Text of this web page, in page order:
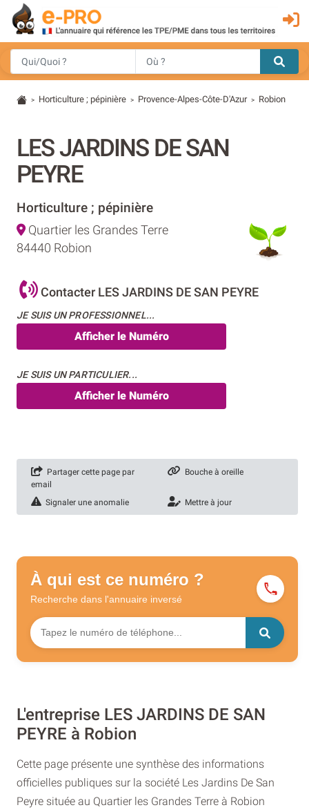
> Horticulture ; pépinière > Provence-Alpes-Côte-D'Azur > Robion
LES JARDINS DE SAN
PEYRE
Horticulture ; pépinière
Quartier les Grandes Terre
84440 Robion
Contacter LES JARDINS DE SAN PEYRE
JE SUIS UN PROFESSIONNEL...
Afficher le Numéro
JE SUIS UN PARTICULIER...
Afficher le Numéro
Partager cette page par
email
Bouche à oreille
Signaler une anomalie Mettre à jour
À qui est ce numéro ?
Recherche dans l'annuaire inversé
L'entreprise LES JARDINS DE SAN
PEYRE à Robion
Cette page présente une synthèse des informations
officielles publiques sur la société Les Jardins De San
Peyre située au Quartier les Grandes Terre à Robion